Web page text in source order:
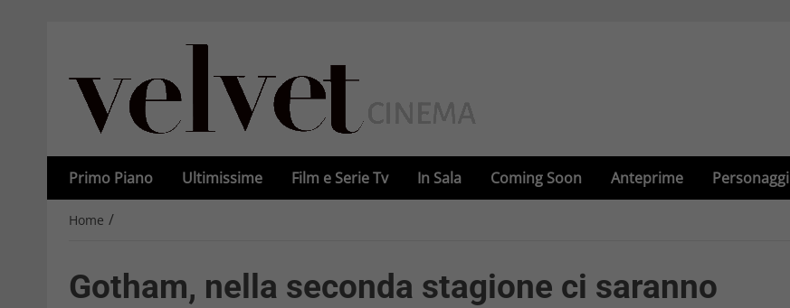
Primo Piano Ultimissime Film e Serie Tv In Sala Coming Soon Anteprime Personaggi
Home /
Gotham, nella seconda stagione ci saranno